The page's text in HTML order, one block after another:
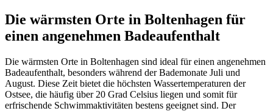
Die wärmsten Orte in Boltenhagen für
einen angenehmen Badeaufenthalt
Die wärmsten Orte in Boltenhagen sind ideal für einen angenehmen
Badeaufenthalt, besonders während der Bademonate Juli und
August. Diese Zeit bietet die höchsten Wassertemperaturen der
Ostsee, die häufig über 20 Grad Celsius liegen und somit für
erfrischende Schwimmaktivitäten bestens geeignet sind. Der